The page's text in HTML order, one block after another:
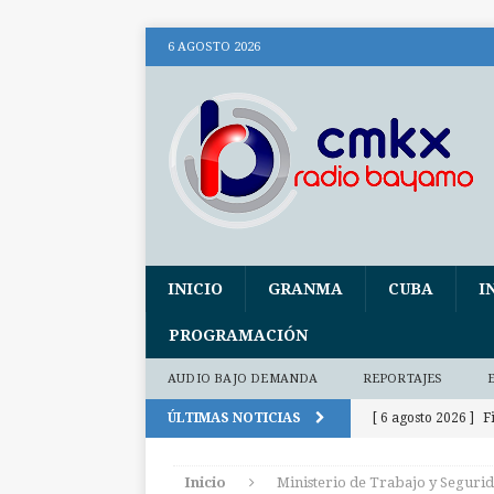
6 AGOSTO 2026
INICIO GRANMA CUBA
PROGRAMACIÓN
AUDIO BAJO DEMANDA REPORTAJES
ÚLTIMAS NOTICIAS [ 6 agosto 2026 ]
Inicio Ministerio de Trabajo y